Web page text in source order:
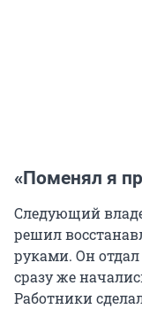
«Поменял я
Следующий
решил
руками. Он
сразу же
Работники